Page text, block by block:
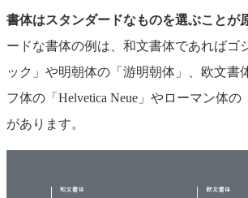
書体はスタンダードなものを選ぶことが
ードな書体の例は、和文書体であればゴ
ック」や明朝体の「游明朝体」、欧文書
フ体の「Helvetica Neue」やローマン体の
があります。